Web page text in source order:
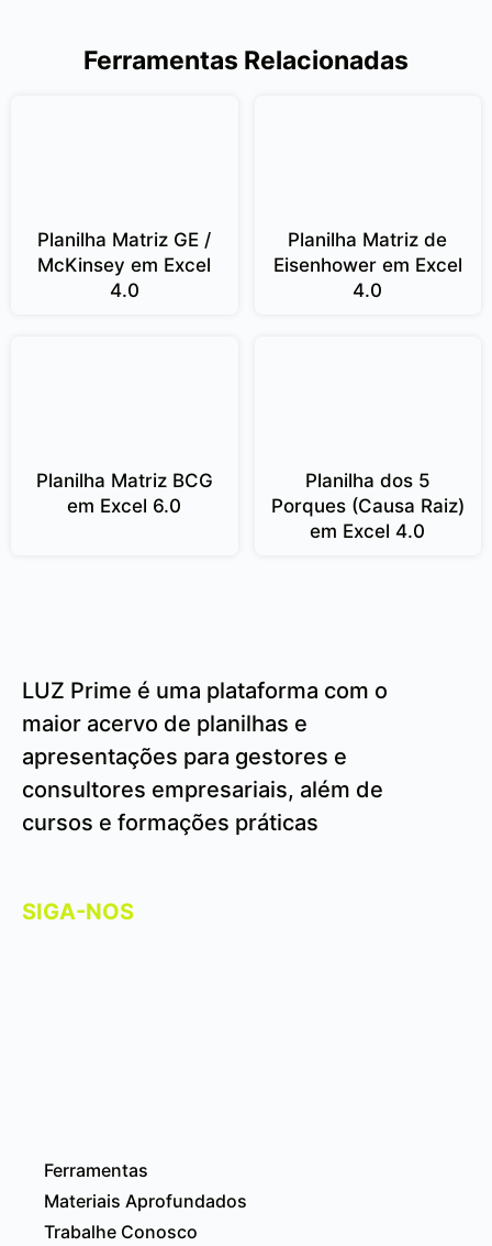
Ferramentas Relacionadas
Planilha Matriz GE /
McKinsey em Excel
4.0
Planilha Matriz de
Eisenhower em Excel
4.0
Planilha Matriz BCG
em Excel 6.0
Planilha dos 5
Porques (Causa Raiz)
em Excel 4.0
LUZ Prime é uma plataforma com o
maior acervo de planilhas e
apresentações para gestores e
consultores empresariais, além de
cursos e formações práticas
SIGA-NOS
Ferramentas
Materiais Aprofundados
Trabalhe Conosco